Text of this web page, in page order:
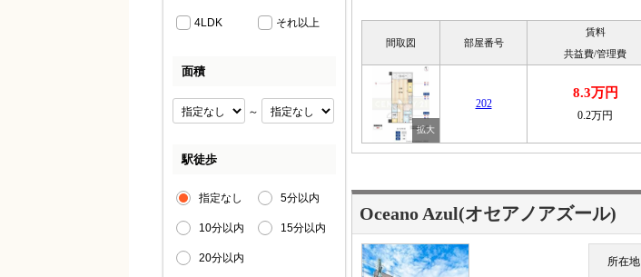
間取図 部屋番号
賃料
共益費/管理費
202
8.3万円
0.2万円
Oceano Azul(オセアノアズール)
所在地
4LDK それ以上
面積
～
駅徒歩
指定なし 5分以内
10分以内 15分以内
20分以内